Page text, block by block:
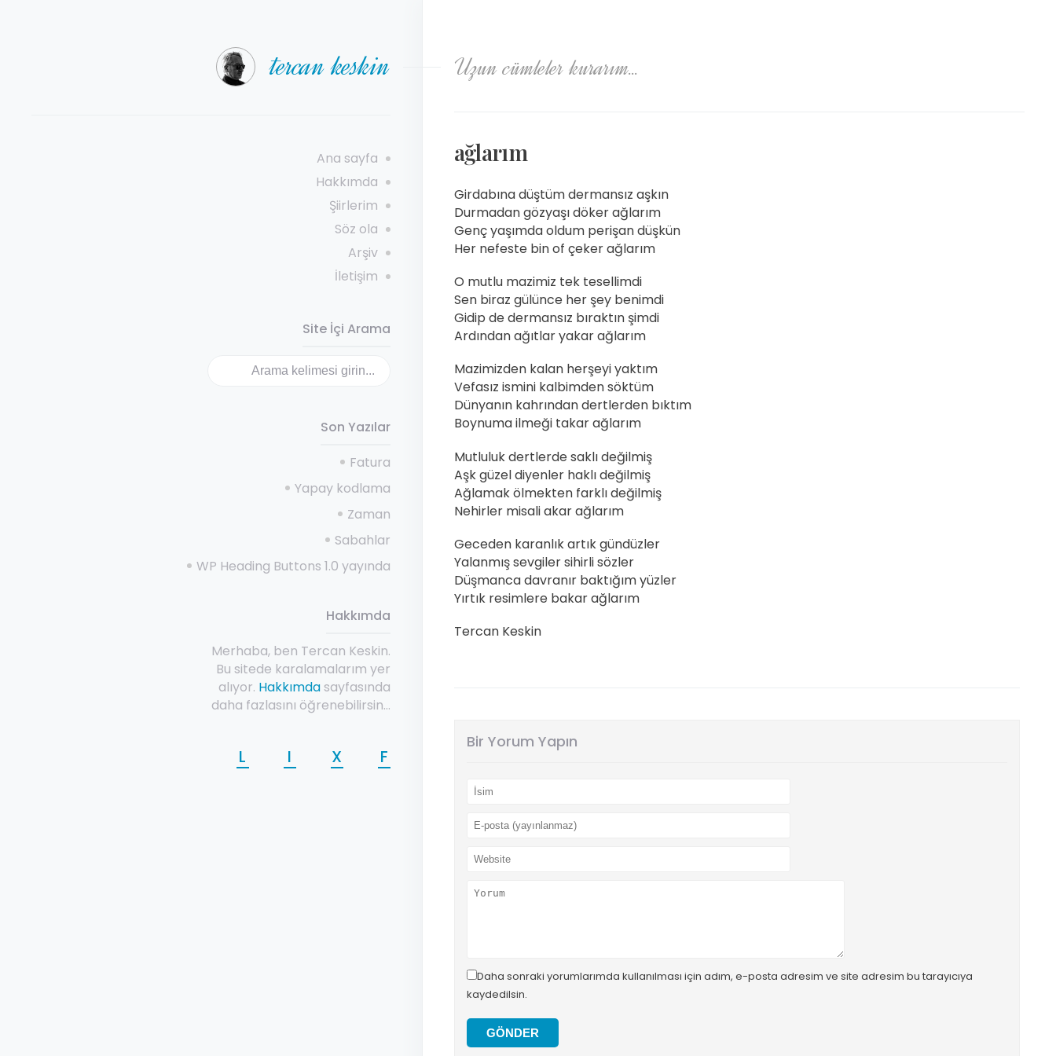
tercan keskin
ana sayfa
hakkimda
şi̇i̇rleri̇m
söz ola
arşi̇v
i̇leti̇şi̇m
Site İçi Arama
Son Yazılar
Fatura
Yapay kodlama
Zaman
Sabahlar
WP Heading Buttons 1.0 yayında
Hakkımda
Merhaba, ben Tercan Keskin.
Bu sitede karalamalarım yer
alıyor. Hakkımdasayfasında
daha fazlasını öğrenebilirsin…
L I X F
Uzun cümleler kurarım…
ağlarım
Girdabına düştüm dermansız aşkın
Durmadan gözyaşı döker ağlarım
Genç yaşımda oldum perişan düşkün
Her nefeste bin of çeker ağlarım
O mutlu mazimiz tek tesellimdi
Sen biraz gülünce her şey benimdi
Gidip de dermansız bıraktın şimdi
Ardından ağıtlar yakar ağlarım
Mazimizden kalan herşeyi yaktım
Vefasız ismini kalbimden söktüm
Dünyanın kahrından dertlerden bıktım
Boynuma ilmeği takar ağlarım
Mutluluk dertlerde saklı değilmiş
Aşk güzel diyenler haklı değilmiş
Ağlamak ölmekten farklı değilmiş
Nehirler misali akar ağlarım
Geceden karanlık artık gündüzler
Yalanmış sevgiler sihirli sözler
Düşmanca davranır baktığım yüzler
Yırtık resimlere bakar ağlarım
Tercan Keskin
Bir Yorum Yapın
Daha sonraki yorumlarımda kullanılması için adım, e-posta adresim ve site adresim bu tarayıcıya
kaydedilsin.